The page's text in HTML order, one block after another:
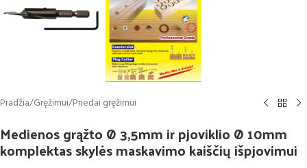
Pradžia/Gręžimui/Priedai gręžimui
Medienos grąžto Ø 3,5mm ir pjoviklio Ø 10mm
komplektas skylės maskavimo kaiščių išpjovimui